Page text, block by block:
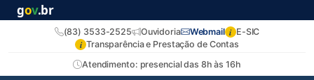
gov.br
Atendimento: presencial das 8h às 16h
(83) 3533-2525 Ouvidoria Webmail i E-SIC
i Transparência e Prestação de Contas